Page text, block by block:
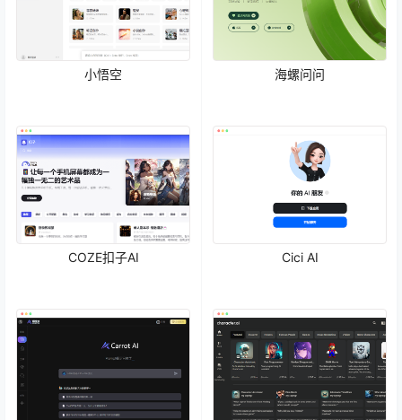
小悟空 海螺问问
COZE扣子AI Cici AI